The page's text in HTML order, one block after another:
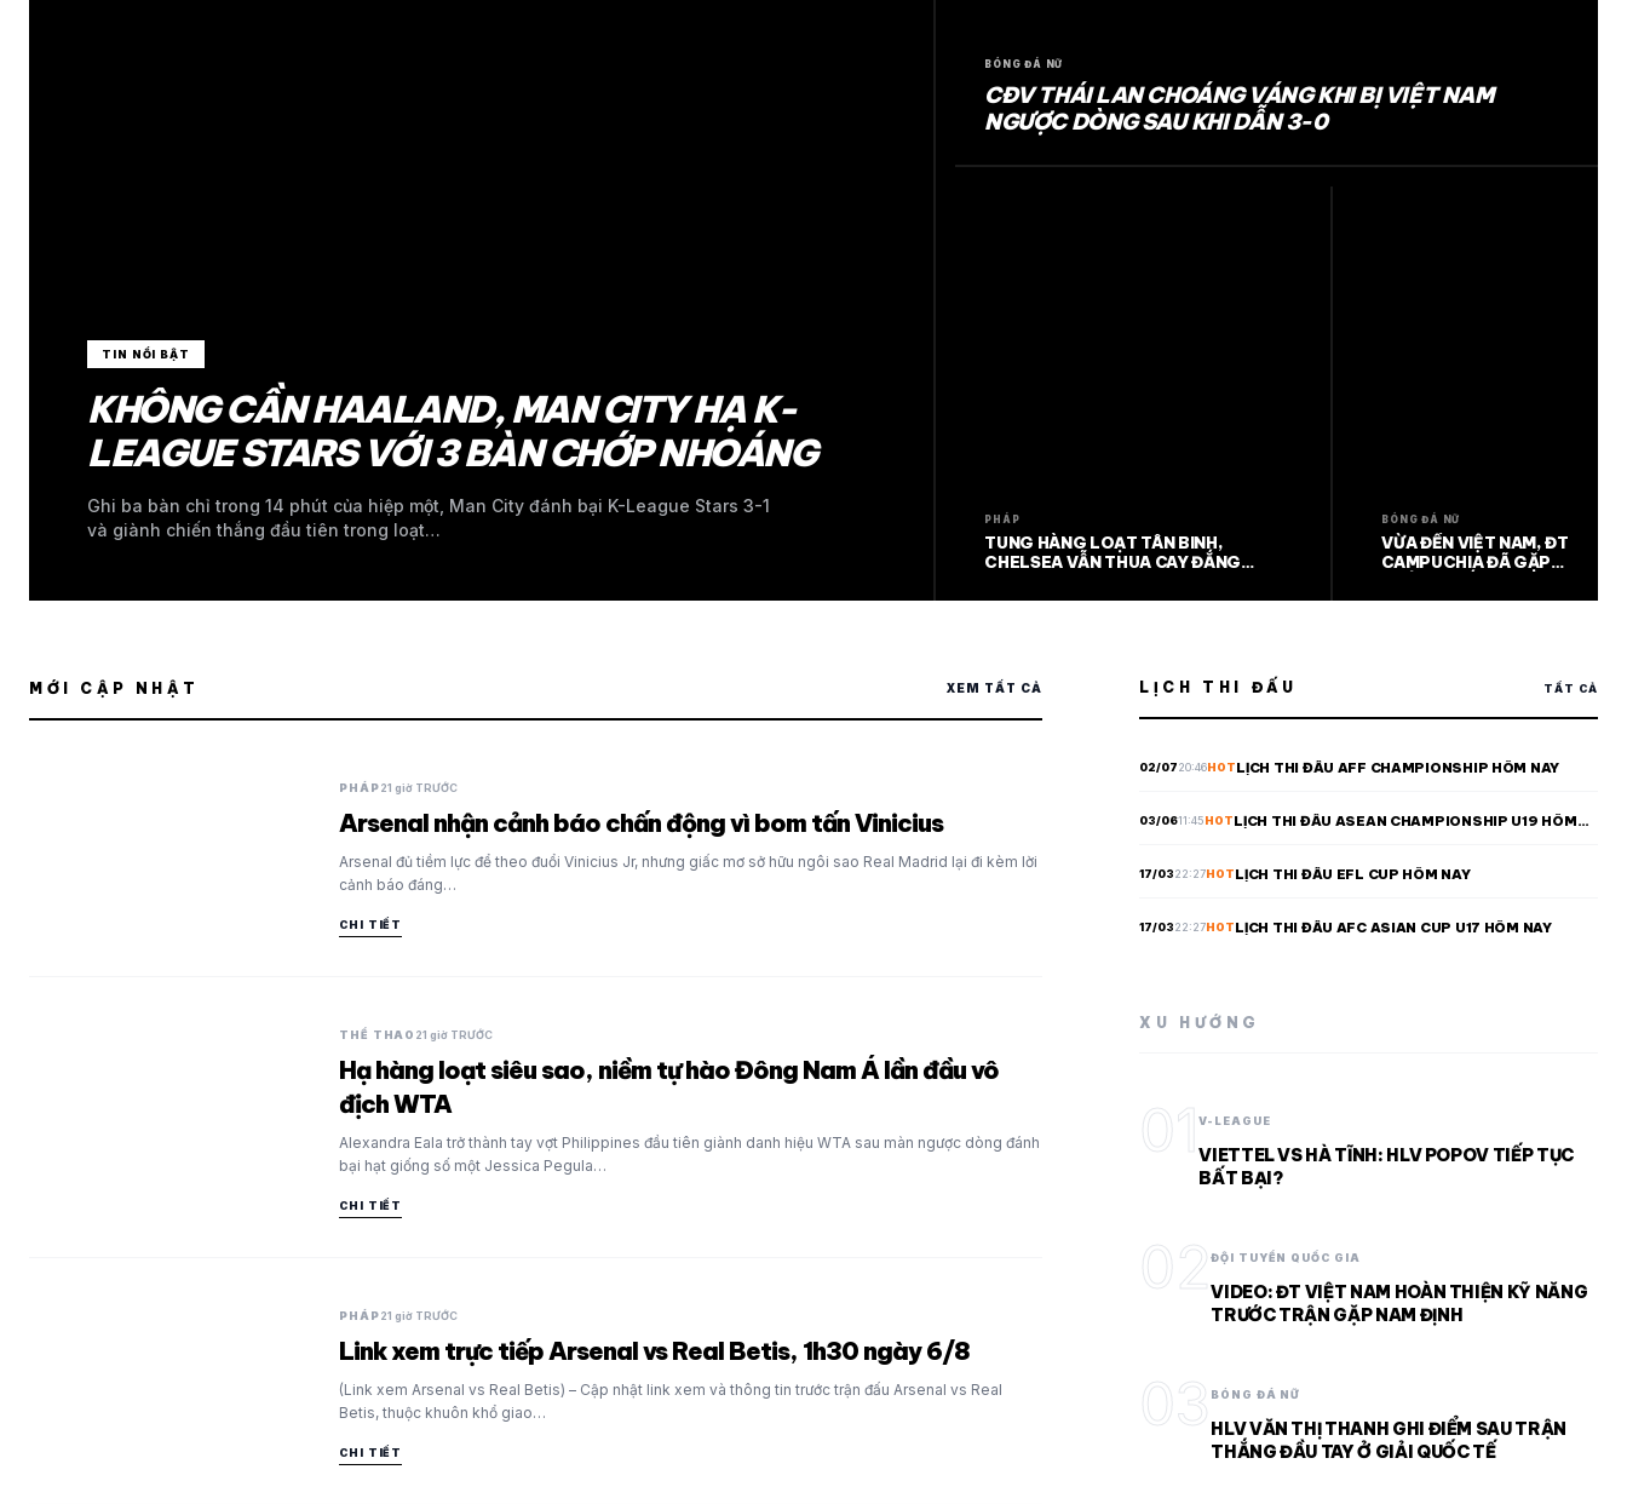
TIN NỔI BẬT
KHÔNG CẦN HAALAND, MAN CITY HẠ K-
LEAGUE STARS VỚI 3 BÀN CHỚP NHOÁNG
Ghi ba bàn chỉ trong 14 phút của hiệp một, Man City đánh bại K-League Stars 3-1
và giành chiến thắng đầu tiên trong loạt…
BÓNG ĐÁ NỮ
CĐV THÁI LAN CHOÁNG VÁNG KHI BỊ VIỆT NAM
NGƯỢC DÒNG SAU KHI DẪN 3-0
PHÁP
TUNG HÀNG LOẠT TÂN BINH,
CHELSEA VẪN THUA CAY ĐẮNG
BÓNG ĐÁ NỮ
VỪA ĐẾN VIỆT NAM, ĐT
CAMPUCHIA ĐÃ GẶP
MỚI CẬP NHẬT XEM TẤT CẢ
PHÁP21 giờ TRƯỚC
Arsenal nhận cảnh báo chấn động vì bom tấn Vinicius
Arsenal đủ tiềm lực để theo đuổi Vinicius Jr, nhưng giấc mơ sở hữu ngôi sao Real Madrid lại đi kèm lời
cảnh báo đáng…
CHI TIẾT
THỂ THAO 21 giờ TRƯỚC
Hạ hàng loạt siêu sao, niềm tự hào Đông Nam Á lần đầu vô
địch WTA
Alexandra Eala trở thành tay vợt Philippines đầu tiên giành danh hiệu WTA sau màn ngược dòng đánh
bại hạt giống số một Jessica Pegula…
CHI TIẾT
PHÁP21 giờ TRƯỚC
Link xem trực tiếp Arsenal vs Real Betis, 1h30 ngày 6/8
(Link xem Arsenal vs Real Betis) – Cập nhật link xem và thông tin trước trận đấu Arsenal vs Real
Betis, thuộc khuôn khổ giao…
CHI TIẾT
LỊCH THI ĐẤU TẤT CẢ
02/0720:46HOTLỊCH THI ĐẤU AFF CHAMPIONSHIP HÔM NAY
03/0611:45HOTLỊCH THI ĐẤU ASEAN CHAMPIONSHIP U19 HÔM
17/0322:27HOTLỊCH THI ĐẤU EFL CUP HÔM NAY
17/0322:27HOTLỊCH THI ĐẤU AFC ASIAN CUP U17 HÔM NAY
XU HƯỚNG
01V-LEAGUE
VIETTEL VS HÀ TĨNH: HLV POPOV TIẾP TỤC
BẤT BẠI?
02ĐỘI TUYỂN QUỐC GIA
VIDEO: ĐT VIỆT NAM HOÀN THIỆN KỸ NĂNG
TRƯỚC TRẬN GẶP NAM ĐỊNH
03 BÓNG ĐÁ NỮ
HLV VĂN THỊ THANH GHI ĐIỂM SAU TRẬN
THẮNG ĐẦU TAY Ở GIẢI QUỐC TẾ